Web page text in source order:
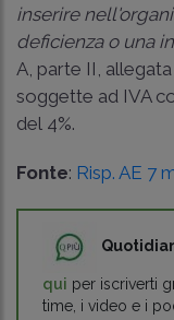
inserire
deficienza o una
A, parte II,
soggette ad IVA
del 4%.
Fonte: Risp. AE 7
qui per iscriverti
time, i video e i